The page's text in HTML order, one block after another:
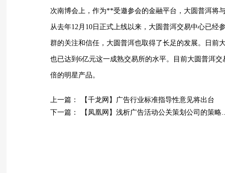
次南博会上，作为**受邀参会的金融平台，大圆普洱将
从去年12月10日正式上线以来，大圆普洱交易中心已
群的关注和信任，大圆普洱也取得了长足的发展。日前
也已达到6亿元这一成熟交易所的水平。目前大圆普洱
倍的明星产品。
上一篇：
【千龙网】广告行业标准指导性意见将出台
下一篇：
【凤凰网】浅析广告活动公关策划公司的策略